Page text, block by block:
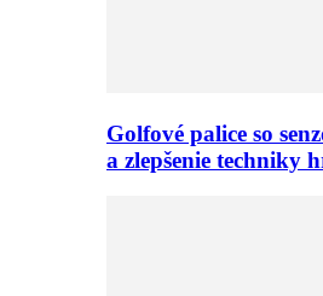
Golfové palice so
a zlepšenie techniky